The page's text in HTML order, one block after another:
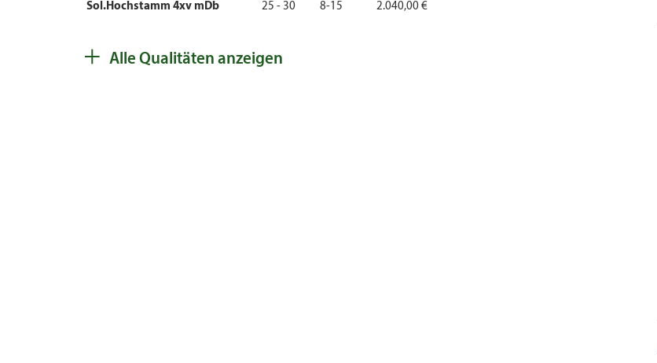
Sol.Hochstamm 4xv mDb 25 - 30 8-15 2.040,00 €
35 - 40
+ Alle Qualitäten anzeigen